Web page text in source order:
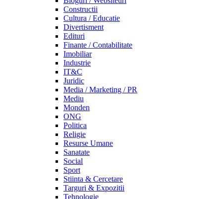
Constructii
Cultura / Educatie
Divertisment
Edituri
Finante / Contabilitate
Imobiliar
Industrie
IT&C
Juridic
Media / Marketing / PR
Mediu
Monden
ONG
Politica
Religie
Resurse Umane
Sanatate
Social
Sport
Stiinta & Cercetare
Targuri & Expozitii
Tehnologie